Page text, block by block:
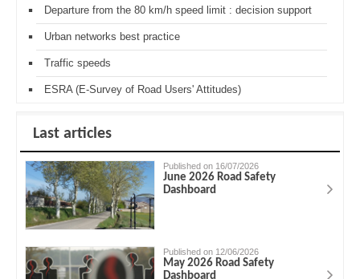
Departure from the 80 km/h speed limit : decision support
Urban networks best practice
Traffic speeds
ESRA (E-Survey of Road Users' Attitudes)
Last articles
Published on 16/07/2026
June 2026 Road Safety
Dashboard
Published on 12/06/2026
May 2026 Road Safety
Dashboard